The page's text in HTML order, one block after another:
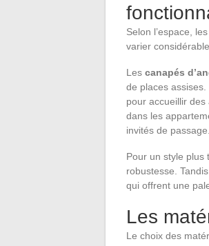
Selon l’espace,
varier
Les canapés
de places
pour accueillir
dans les
invités de passage.
Pour un style plus
robustesse.
qui offrent une
Les
Le choix des